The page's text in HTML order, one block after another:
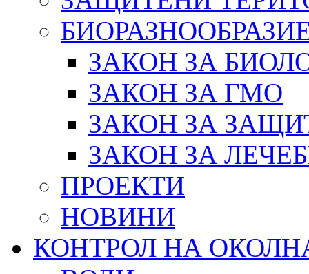
ЗАКОН ЗА
ЗАКОН ЗА ГМО
ЗАКОН ЗА
ЗАКОН ЗА
ПРОЕКТИ
НОВИНИ
КОНТРОЛ НА